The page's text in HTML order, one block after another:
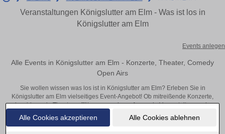
Alle Cookies akzeptieren Alle Cookies ablehnen
Veranstaltungen Königslutter am Elm - Was ist los in
Königslutter am Elm
Events anlegen
Alle Events in Königslutter am Elm - Konzerte, Theater, Comedy
Open Airs
Sie wollen wissen was los ist in Königslutter am Elm? Erleben Sie in
Königslutter am Elm vielseitiges Event-Angebot! Ob mitreißende Konzerte,
inspirierende Theateraufführungen oder aufregende Veranstaltungen in
Königslutter am Elm – hier finden alles im Überblick und Tickets.